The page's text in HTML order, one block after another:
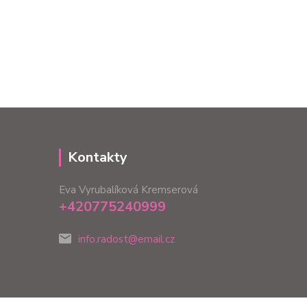
Kontakty
Eva Vyrubalíková Kremserová
+420775240999
info.radost@email.cz